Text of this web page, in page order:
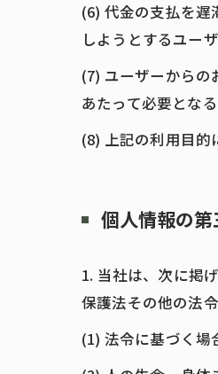
(6) 代金の支払を
しようとするユー
(7) ユーザーから
あたって必要とな
(8) 上記の利用目的
個人情報の
1. 当社は、次に掲
保護法その他の法
(1) 法令に基づく場